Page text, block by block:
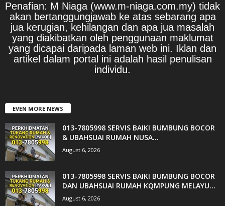
Penafian: M Niaga (www.m-niaga.com.my) tidak
akan bertanggungjawab ke atas sebarang apa
jua kerugian, kehilangan dan apa jua masalah
yang diakibatkan oleh penggunaan maklumat
yang dicapai daripada laman web ini. Iklan dan
artikel dalam portal ini adalah hasil penulisan
individu.
EVEN MORE NEWS
013-7805998 SERVIS BAIKI BUMBUNG BOCOR
& UBAHSUAI RUMAH NUSA...
August 6, 2026
013-7805998 SERVIS BAIKI BUMBUNG BOCOR
DAN UBAHSUAI RUMAH KQMPUNG MELAYU...
August 6, 2026